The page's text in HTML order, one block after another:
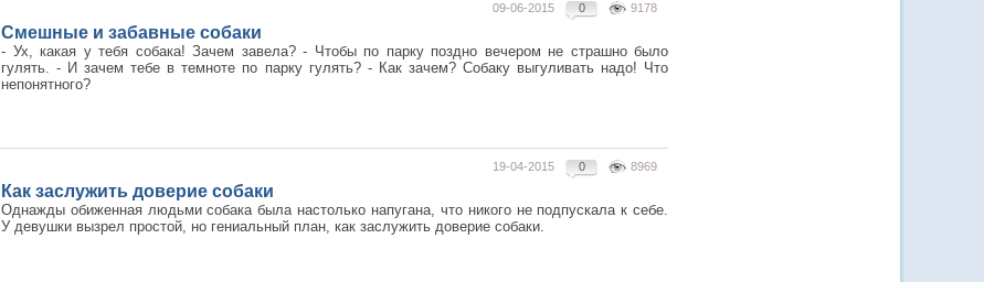
9178
0
09-06-2015
Смешные и забавные собаки
- Ух, какая у тебя собака! Зачем завела? - Чтобы по парку поздно вечером не страшно было
гулять. - И зачем тебе в темноте по парку гулять? - Как зачем? Собаку выгуливать надо! Что
непонятного?
8969
0
19-04-2015
Как заслужить доверие собаки
Однажды обиженная людьми собака была настолько напугана, что никого не подпускала к себе.
У девушки вызрел простой, но гениальный план, как заслужить доверие собаки.